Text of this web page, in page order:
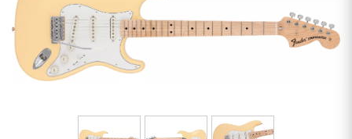
Home Studio
Casques